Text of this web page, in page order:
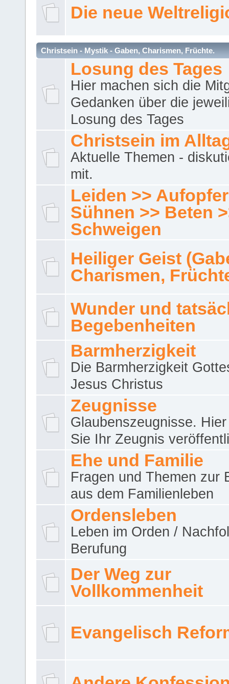
Die neue
Christsein - Mystik - Gaben, Charismen, Früchte.
Losung des Tages
Hier machen sich die
Gedanken über die
Losung des Tages
Christsein im
Aktuelle Themen -
mit.
Leiden >>
Sühnen >> Beten
Schweigen
Heiliger Geist
Charismen,
Wunder und
Begebenheiten
Barmherzigkeit
Die Barmherzigkeit
Jesus Christus
Zeugnisse
Glaubenszeugnisse.
Sie Ihr Zeugnis
Ehe und Familie
Fragen und Themen zur
aus dem Familienleben
Ordensleben
Leben im Orden /
Berufung
Der Weg zur
Vollkommenheit
Evangelisch